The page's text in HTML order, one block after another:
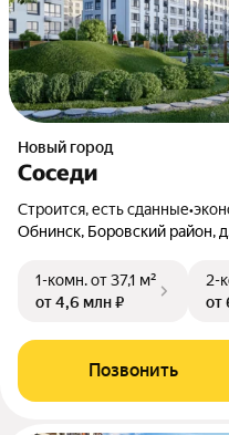
Новый город
Соседи
Строится, есть сданные•
Обнинск, Боровский район,
1-комн.от 37,1 м²
от 4,6 млн ₽
2-
от
Позвонить